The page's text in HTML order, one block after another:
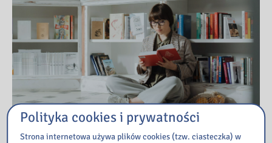
Polityka cookies i prywatności
Strona internetowa używa plików cookies (tzw. ciasteczka) w